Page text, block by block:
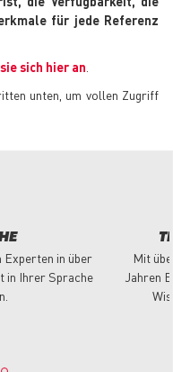
für jede Referenz
sich hier an
unten, um vollen Zugriff
Experten in über
in Ihrer Sprache
Mit
Jahren